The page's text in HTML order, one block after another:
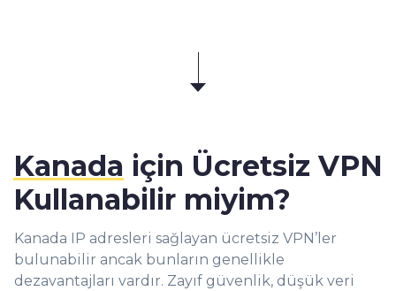
Kanada için Ücretsiz VPN
Kullanabilir miyim?
Kanada IP adresleri sağlayan ücretsiz VPN’ler
bulunabilir ancak bunların genellikle
dezavantajları vardır. Zayıf güvenlik, düşük veri